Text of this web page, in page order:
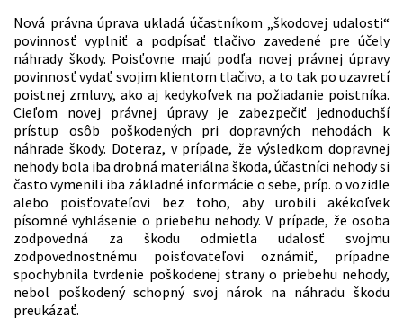
Nová právna úprava ukladá účastníkom „škodovej udalosti“
povinnosť vyplniť a podpísať tlačivo zavedené pre účely
náhrady škody. Poisťovne majú podľa novej právnej úpravy
povinnosť vydať svojim klientom tlačivo, a to tak po uzavretí
poistnej zmluvy, ako aj kedykoľvek na požiadanie poistníka.
Cieľom novej právnej úpravy je zabezpečiť jednoduchší
prístup osôb poškodených pri dopravných nehodách k
náhrade škody. Doteraz, v prípade, že výsledkom dopravnej
nehody bola iba drobná materiálna škoda, účastníci nehody si
často vymenili iba základné informácie o sebe, príp. o vozidle
alebo poisťovateľovi bez toho, aby urobili akékoľvek
písomné vyhlásenie o priebehu nehody. V prípade, že osoba
zodpovedná za škodu odmietla udalosť svojmu
zodpovednostnému poisťovateľovi oznámiť, prípadne
spochybnila tvrdenie poškodenej strany o priebehu nehody,
nebol poškodený schopný svoj nárok na náhradu škodu
preukázať.